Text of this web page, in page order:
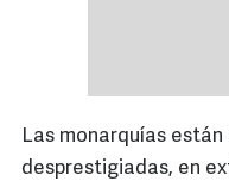
Las monarquías están
desprestigiadas, en